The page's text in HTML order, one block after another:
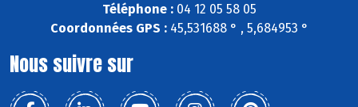
Téléphone :04 12 05 58 05
Coordonnées GPS :45,531688 ° , 5,684953 °
Nous suivre sur